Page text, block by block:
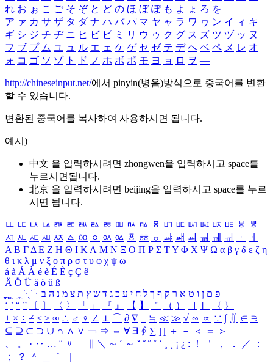
れ お ぉ こ ご そ ぞ と ど の ほ ぼ ぽ も よ ょ ろ を
ア ァ カ サ ザ タ ダ ナ ハ バ パ マ ヤ ャ ラ ワ ヮ ン イ ィ キ
ギ シ ジ チ ヂ ニ ヒ ビ ピ ミ リ ウ ゥ ク グ ス ズ ツ ヅ ッ ヌ
フ ブ プ ム ユ ュ ル エ ェ ケ ゲ セ ゼ テ デ ヘ ベ ペ メ レ オ
ォ コ ゴ ソ ゾ ト ド ノ ホ ボ ポ モ ヨ ョ ロ ヲ ―
http://chineseinput.net/에서 pinyin(병음)방식으로 중국어를 변환
할 수 있습니다.
변환된 중국어를 복사하여 사용하시면 됩니다.
예시)
中文 을 입력하시려면 zhongwen을 입력하시고 space를
누르시면됩니다.
北京 을 입력하시려면 beijing을 입력하시고 space를 누르
시면 됩니다.
ㅥ ㅦ ㅧ ㅨ ㅩ ㅪ ㅫ ㅬ ㅭ ㅮ ㅯ ㅰ ㅱ ㅲ ㅳ ㅴ ㅵ ㅶ ㅷ ㅸ
ㅹ
ㅺ ㅻ ㅼ ㅽ ㅾ ㅿ ㆀ ㆁ ㆂ ㆃ ㆄ ㆅ ㆆ ㆇ ㆈ ㆉ ㆊ ㆋ ㆌ ㆍ
ㆎ
Α Β ΓΔ Ε Ζ Η Θ Ι ΚΛ Μ Ν Ξ Ο Π Ρ Σ ΤΥ Φ Χ Ψ Ω α β γ δ ε ζ η
θ ι κ λ μ ν ξ ο π ρ σ τ υ φ χ ψ ω
á à Á À é è É È ç Ç ê
Ä Ö Ü ä ö ü ß
ִֶֹ ֻּ ׁׂ פ ם ן ו ט א ר ק ף ך ל ח י ע כ ג ד ש ץ ת צ מ נ ה ב
‘ ’ “ ” 〔 〕 〈 〉 「 」 『 』 【 】 ＂ （ ） ［ ］ ｛ ｝
± × ÷ ≠ ≤ ≥ ∞ ∴ ♂ ♀ ∠ ⊥ ⌒ ∂ ∇ ≡ ≒ ≪ ≫ √ ∽ ∝ ∵ ∫ ∬ ∈ ∋
⊆ ⊇ ⊂ ⊃ ∪ ∩ ∧ ∨ ￢ ⇒ ⇔ ∀ ∃ ∮ ∑ ∏ ＋ － ＜ ＝
＞
、
。 · ‥ … ¨ 〃 ― ＼ ∼ ´ ～ ˇ ˘ ˝ ˚ ˙ ¸ ¡ ¿ ː ！ ＇ ， ． ／
：
；
？ ＾ ｀